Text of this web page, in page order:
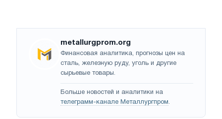
metallurgprom.org
Финансовая аналитика, прогнозы цен на
сталь, железную руду, уголь и другие
сырьевые товары.
Больше новостей и аналитики на
телеграмм-канале Металлургпром.